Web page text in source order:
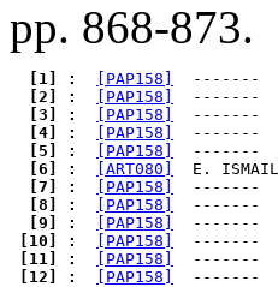
pp. 868-873.
  [1] :
[PAP158]
  [2] :
[PAP158]
  [3] :
[PAP158]
  [4] :
[PAP158]
  [5] :
[PAP158]
  [6] :
[ART080]
E.
  [7] :
[PAP158]
  [8] :
[PAP158]
  [9] :
[PAP158]
[10] :
[PAP158]
[11] :
[PAP158]
[12] :
[PAP158]